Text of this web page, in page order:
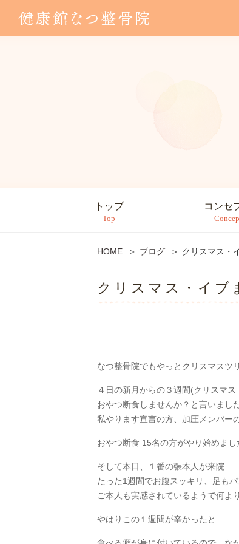
トップ
Top
コンセ
HOME ブログ クリスマス・
クリスマス・イブ
なつ整骨院でもやっとクリスマスツ
４日の新月からの３週間(クリスマ
おやつ断食しませんか？と言いまし
私やります宣言の方、加圧メンバー
おやつ断食 15名の方がやり始めま
そして本日、１番の張本人が来院
たった1週間でお腹スッキリ、足も
ご本人も実感されているようで何よ
やはりこの１週間が辛かったと…